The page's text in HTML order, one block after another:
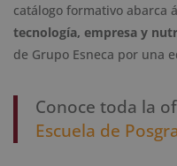
catálogo formativo abarca
tecnología, empresa y
de Grupo Esneca por una
Conoce toda la
Escuela de